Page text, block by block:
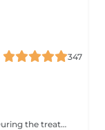
347
A brow lift is like a perm for the eyebrows. During the treatment, the eyebrows are shaped and fixed with lotions and chemical solutions. This gives the eyebrows a fuller, stronger and bushier appearance for several weeks.